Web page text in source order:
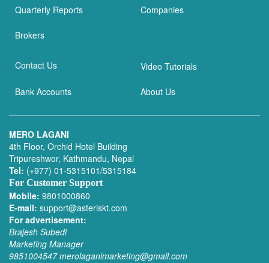
Quarterly Reports Companies
Brokers
Contact Us Video Tutorials
Bank Accounts About Us
MERO LAGANI
4th Floor, Orchid Hotel Building
Tripureshwor, Kathmandu, Nepal
Tel: (+977) 01-5315101/5315184
For Customer Support
Mobile: 9801000860
E-mail: support@asteriskt.com
For advertisement:
Brajesh Subedi
Marketing Manager
9851004547 merolaganimarketing@gmail.com